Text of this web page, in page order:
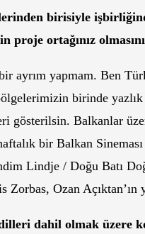
birisiyle
proje ortağınız
ayrım yapmam. Ben
birinde
gösterilsin. Balkanlar
bir Balkan
Lindje / Doğu Batı
Zorbas, Ozan
dahil olmak üzere